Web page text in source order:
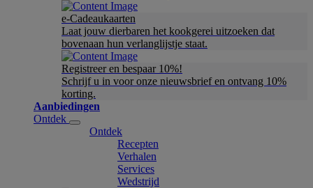
e-Cadeaukaarten
Laat jouw dierbaren het kookgerei uitzoeken dat
bovenaan hun verlanglijstje staat.
Registreer en bespaar 10%!
Schrijf u in voor onze nieuwsbrief en ontvang 10%
korting.
Aanbiedingen
Ontdek
Ontdek
Recepten
Verhalen
Services
Wedstrijd